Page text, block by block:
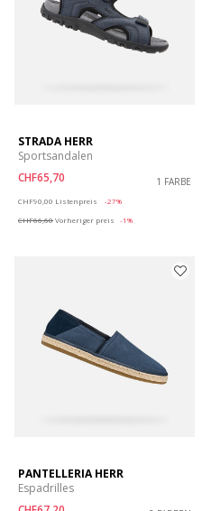
STRADA HERR
Sportsandalen
CHF65,70
1 FARBE
CHF90,00 Listenpreis
-27%
CHF66,60Vorheriger preis -1%
PANTELLERIA HERR
Espadrilles